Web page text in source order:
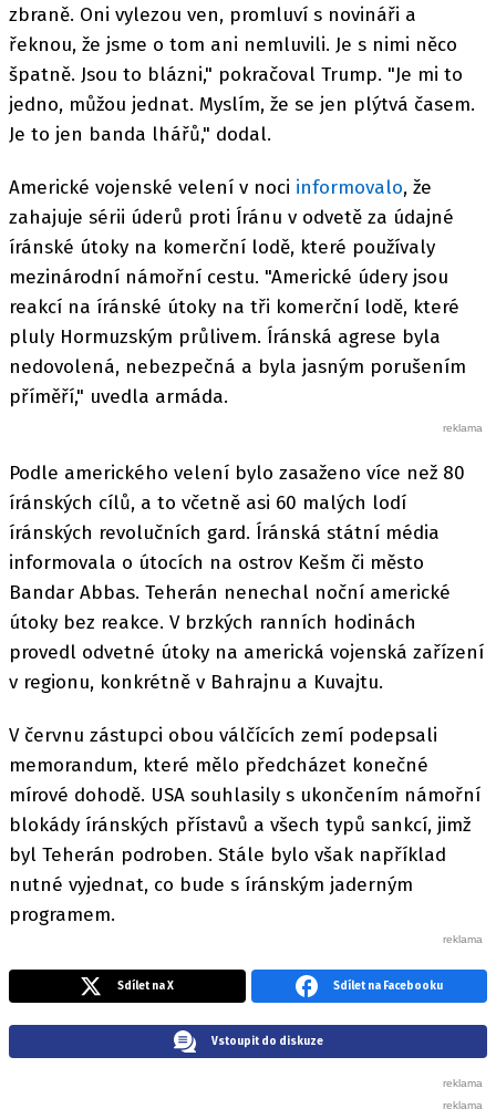
zbraně. Oni vylezou ven, promluví s novináři a
řeknou, že jsme o tom ani nemluvili. Je s nimi něco
špatně. Jsou to blázni," pokračoval Trump. "Je mi to
jedno, můžou jednat. Myslím, že se jen plýtvá časem.
Je to jen banda lhářů," dodal.
Americké vojenské velení v noci informovalo, že
zahajuje sérii úderů proti Íránu v odvetě za údajné
íránské útoky na komerční lodě, které používaly
mezinárodní námořní cestu. "Americké údery jsou
reakcí na íránské útoky na tři komerční lodě, které
pluly Hormuzským průlivem. Íránská agrese byla
nedovolená, nebezpečná a byla jasným porušením
příměří," uvedla armáda.
Podle amerického velení bylo zasaženo více než 80
íránských cílů, a to včetně asi 60 malých lodí
íránských revolučních gard. Íránská státní média
informovala o útocích na ostrov Kešm či město
Bandar Abbas. Teherán nenechal noční americké
útoky bez reakce. V brzkých ranních hodinách
provedl odvetné útoky na americká vojenská zařízení
v regionu, konkrétně v Bahrajnu a Kuvajtu.
V červnu zástupci obou válčících zemí podepsali
memorandum, které mělo předcházet konečné
mírové dohodě. USA souhlasily s ukončením námořní
blokády íránských přístavů a všech typů sankcí, jimž
byl Teherán podroben. Stále bylo však například
nutné vyjednat, co bude s íránským jaderným
programem.
Sdílet na X Sdílet na Facebooku
Vstoupit do diskuze